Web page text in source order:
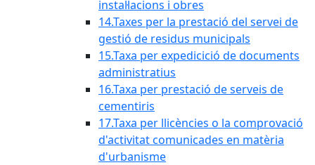
instal·lacions i obres
14.Taxes per la prestació del servei de
gestió de residus municipals
15.Taxa per expedicició de documents
administratius
16.Taxa per prestació de serveis de
cementiris
17.Taxa per llicències o la comprovació
d'activitat comunicades en matèria
d'urbanisme